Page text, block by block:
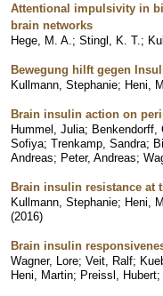
Attentional impulsivity in
brain networks
Hege, M. A. ; Stingl, K. T. ;
Bewegung hilft gegen
Kullmann, Stephanie; Heni,
Brain insulin action on
Hummel, Julia; Benkendorff,
Sofiya; Trenkamp, Sandra;
Andreas; Peter, Andreas;
Brain insulin resistance at
Kullmann, Stephanie; Heni,
(2016)
Brain insulin
Wagner, Lore; Veit, Ralf;
Heni, Martin; Preissl, Hubert;